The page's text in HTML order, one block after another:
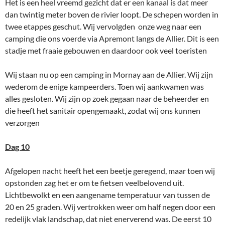
Het is een heel vreemd gezicht dat er een kanaal is dat meer
dan twintig meter boven de rivier loopt. De schepen worden in
twee etappes geschut. Wij vervolgden onze weg naar een
camping die ons voerde via Apremont langs de Allier. Dit is een
stadje met fraaie gebouwen en daardoor ook veel toeristen
Wij staan nu op een camping in Mornay aan de Allier. Wij zijn
wederom de enige kampeerders. Toen wij aankwamen was
alles gesloten. Wij zijn op zoek gegaan naar de beheerder en
die heeft het sanitair opengemaakt, zodat wij ons kunnen
verzorgen
Dag 10
Afgelopen nacht heeft het een beetje geregend, maar toen wij
opstonden zag het er om te fietsen veelbelovend uit.
Lichtbewolkt en een aangename temperatuur van tussen de
20 en 25 graden. Wij vertrokken weer om half negen door een
redelijk vlak landschap, dat niet enerverend was. De eerst 10